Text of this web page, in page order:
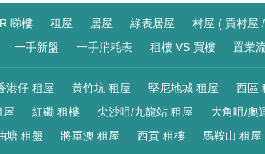
睇樓 租屋 居屋 綠表居屋 村屋 ( 買村屋
一手新盤 一手消耗表 租樓 VS 買樓 置業
港仔 租屋 黃竹坑 租屋 堅尼地城 租屋 西區
屋
紅磡 租樓 尖沙咀/九龍站 租屋 大角咀/奧
塘 租盤 將軍澳 租屋 西貢 租樓 馬鞍山 租屋